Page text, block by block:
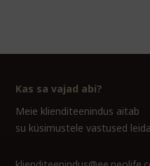
Kas sa vajad abi?
Meie klienditeenindus aitab
su küsimustele vastused